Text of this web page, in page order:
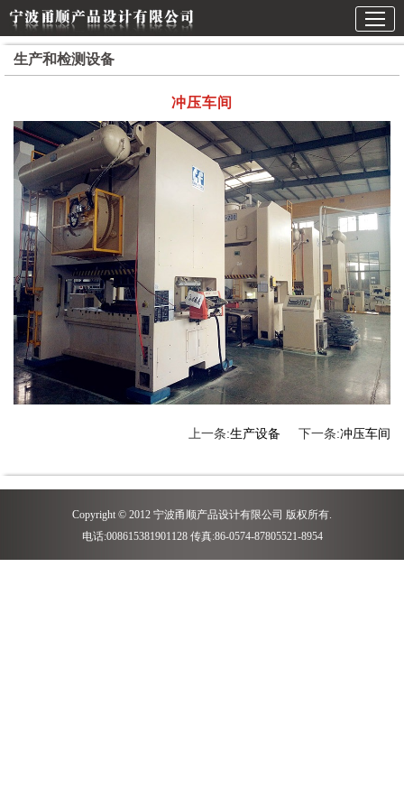
生产和检测设备
冲压车间
下一条:冲压车间
上一条:生产设备
Copyright © 2012 宁波甬顺产品设计有限公司 版权所有.
电话:008615381901128 传真:86-0574-87805521-8954